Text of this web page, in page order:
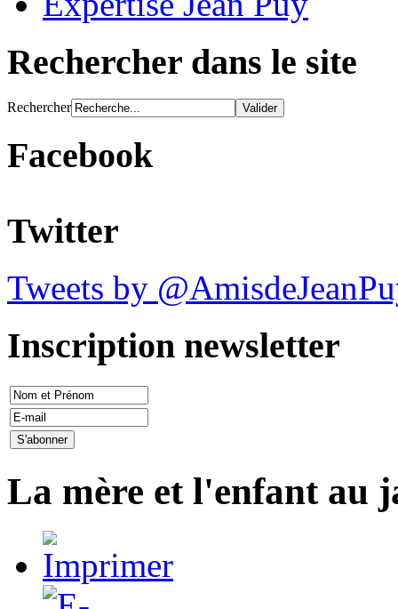
Rechercher dans le site
Rechercher
Facebook
Twitter
Tweets by
Inscription newsletter
La mère et l'enfant au